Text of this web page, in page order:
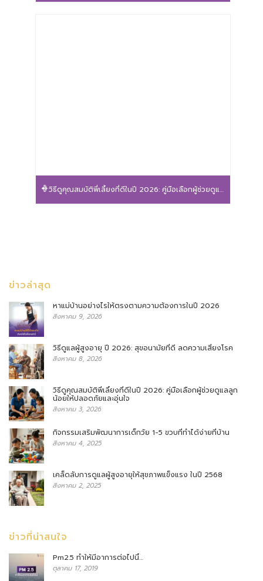
วิธีดูคุณสมบัติพี่เลี้ยงที่ดีในปี 2026: คู่มือเลือกผู้ช่วยดูแลลูกน้อยให้ปลอดภัยและอุ่นใจ
ข่าวล่าสุด
หาแม่บ้านอย่างไรให้ตรงตามความต้องการในปี 2026
สิงหาคม 9, 2026
วิธีดูแลผู้สูงอายุ ปี 2026: สุขอนามัยที่ดี ลดความเสี่ยงโรค
สิงหาคม 8, 2026
วิธีดูคุณสมบัติพี่เลี้ยงที่ดีในปี 2026: คู่มือเลือกผู้ช่วยดูแลลูก
น้อยให้ปลอดภัยและอุ่นใจ
สิงหาคม 3, 2026
กิจกรรมเสริมพัฒนาการเด็กวัย 1-5 ขวบที่ทำได้ง่ายที่บ้าน
สิงหาคม 4, 2025
เคล็ดลับการดูแลผู้สูงอายุให้สุขภาพแข็งแรง ในปี 2568
สิงหาคม 2, 2025
ข่าวที่น่าสนใจ
Pm2.5 ทำให้มีอาการต่อไปนี้…
ตุลาคม 17, 2019